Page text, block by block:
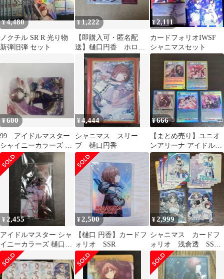
¥4,480
ノクチル SR R 光り物
新弾旧弾 セット
¥1,222
【即購入可・匿名配
送】樋口円香 ホログ
ラムクリアチケット
¥2,111
カードフォリオIWSF
シャニマスセット
¥600
99 アイドルマスター
シャイニーカラーズ ク
リアカード 樋口円香
¥4,444
シャニマス スリー
ブ 樋口円香
¥666
【まとめ売り】ユニオ
ンアリーナ アイドルマ
スター シャイニーカラ
ーズ レア
¥ 2,455
アイドルマスター シャ
イニーカラーズ 樋口円
香 カラオケの鉄人
¥2,500
【樋口 円香】カードフ
ォリオ SSR
¥2,999
シャニマス カードフ
ォリオ 浅倉透 SSR
他ノクチル